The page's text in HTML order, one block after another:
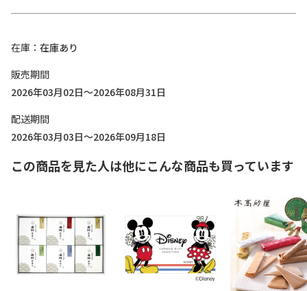
在庫
在庫あり
販売期間
2026年03月02日～2026年08月31日
配送期間
2026年03月03日～2026年09月18日
この商品を見た人は他にこんな商品も買っています